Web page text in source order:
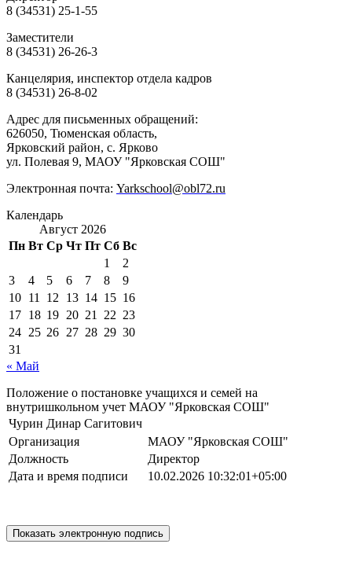
8 (34531) 25-1-55
Заместители
8 (34531) 26-26-3
Канцелярия, инспектор отдела кадров
8 (34531) 26-8-02
Адрес для письменных обращений:
626050, Тюменская область,
Ярковский район, с. Ярково
ул. Полевая 9, МАОУ "Ярковская СОШ"
Электронная почта: Yarkschool@obl72.ru
Календарь
Август 2026
Пн Вт Ср Чт Пт Сб Вс
1
2
3
4 5 6 7 8
9
10 11 12 13 14 15 16
17 18 19 20 21 22 23
24 25 26 27 28 29 30
31
« Май
Положение о постановке учащихся и семей на
внутришкольном учет МАОУ "Ярковская СОШ"
Чурин Динар Сагитович
Организация
МАОУ "Ярковская СОШ"
Должность
Директор
Дата и время подписи
10.02.2026 10:32:01+05:00